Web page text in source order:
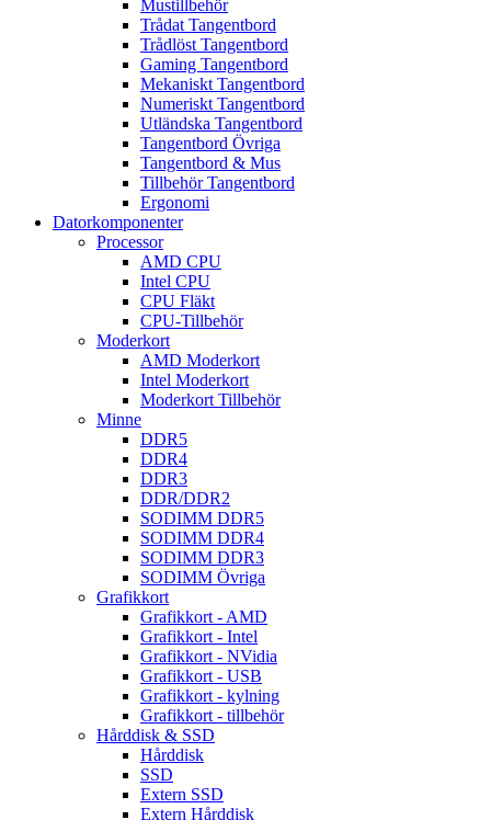
Mustillbehör
Trådat Tangentbord
Trådlöst Tangentbord
Gaming Tangentbord
Mekaniskt Tangentbord
Numeriskt Tangentbord
Utländska Tangentbord
Tangentbord Övriga
Tangentbord & Mus
Tillbehör Tangentbord
Ergonomi
Datorkomponenter
Processor
AMD CPU
Intel CPU
CPU Fläkt
CPU-Tillbehör
Moderkort
AMD Moderkort
Intel Moderkort
Moderkort Tillbehör
Minne
DDR5
DDR4
DDR3
DDR/DDR2
SODIMM DDR5
SODIMM DDR4
SODIMM DDR3
SODIMM Övriga
Grafikkort
Grafikkort - AMD
Grafikkort - Intel
Grafikkort - NVidia
Grafikkort - USB
Grafikkort - kylning
Grafikkort - tillbehör
Hårddisk & SSD
Hårddisk
SSD
Extern SSD
Extern Hårddisk